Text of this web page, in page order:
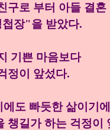
구로 부터 아들 결혼
장"을 받았다.
기쁜 마음보다
정이 앞섰다.
에도 빠듯한 삶이기에
챙길가 하는 걱정이